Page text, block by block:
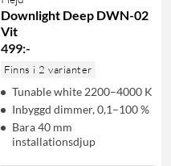
Downlight Deep DWN-02
Vit
499:-
Finns i 2 varianter
Tunable white 2200–4000 K
Inbyggd dimmer, 0,1–100 %
Bara 40 mm
installationsdjup